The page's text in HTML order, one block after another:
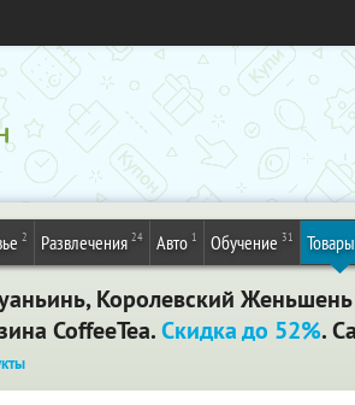
2 Развлечения 24 Авто 1 Обучение 31 Товары
Королевский
CoffeeTea.Скидка до 52%.